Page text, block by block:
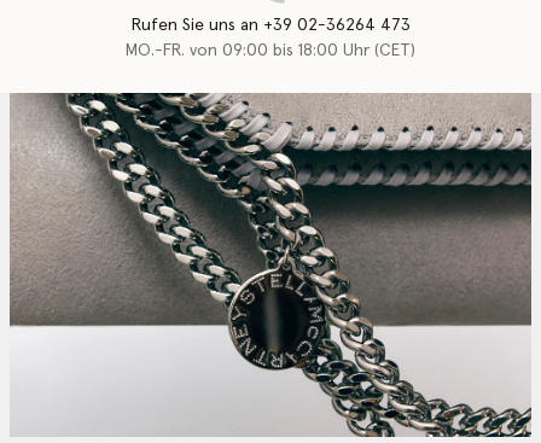
Rufen Sie uns an +39 02-36264 473
MO.-FR. von 09:00 bis 18:00 Uhr (CET)